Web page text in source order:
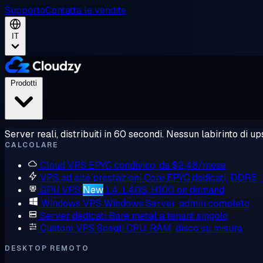
SupportoContatta le vendite
IT
Server reali, distribuiti in 60 secondi. Nessun labirinto di
CALCOLARE
Cloud VPS EPYC condiviso, da $2,48/mese
VPS ad alte prestazioni Core EPYC dedicati, DDR5
GPU VPS New L4, L40S, H100 on demand
Windows VPS Windows Server, admin completo
Server dedicati Bare metal a tenant singolo
Custom VPS Scegli CPU, RAM, disco su misura
DESKTOP REMOTO